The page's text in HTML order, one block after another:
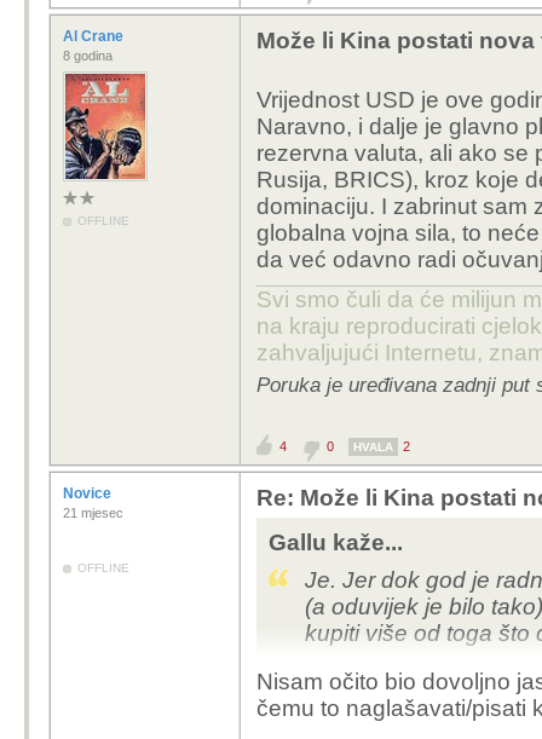
Al Crane
8 godina
OFFLINE
Može li Kina postati
Vrijednost USD je ove
Naravno, i dalje je glavno
rezervna valuta, ali ako se
Rusija, BRICS), kroz koje
dominaciju. I zabrinut sam
globalna vojna sila, to
da već odavno radi
Svi smo čuli da će milijun
na kraju reproducirati
zahvaljujući Internetu,
Poruka je uređivana zadnji put
4 0 HVALA 2
Novice
21 mjesec
OFFLINE
Re: Može li Kina postati
Gallu kaže...
Je. Jer dok god je
(a oduvijek je bilo
kupiti više od toga što
Nisam očito bio dovoljno
čemu to naglašavati/pisati